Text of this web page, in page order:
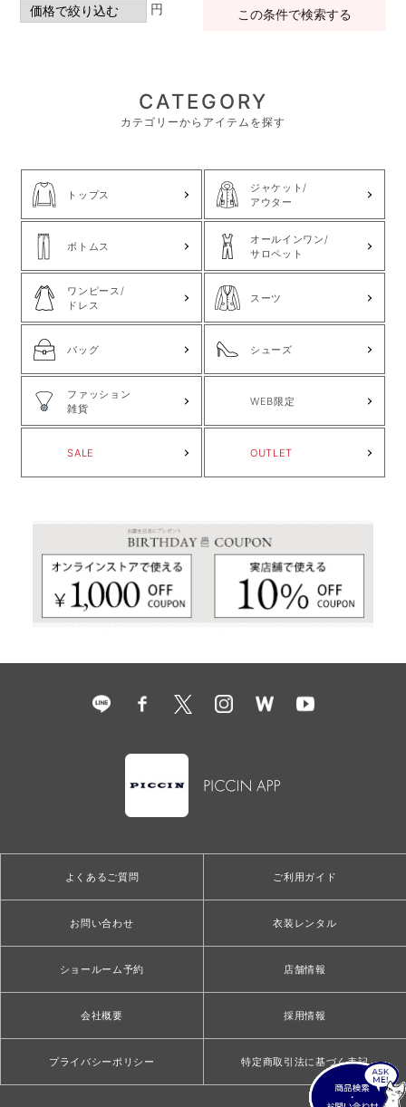
円 この条件で検索する
CATEGORY
カテゴリーからアイテムを探す
トップス
ジャケット/
アウター
ボトムス
オールインワン/
サロペット
ワンピース/
ドレス
スーツ
バッグ シューズ
ファッション
雑貨
WEB限定
SALE OUTLET
よくあるご質問 ご利用ガイド
お問い合わせ 衣装レンタル
ショールーム予約 店舗情報
会社概要 採用情報
プライバシーポリシー 特定商取引法に基づく表記